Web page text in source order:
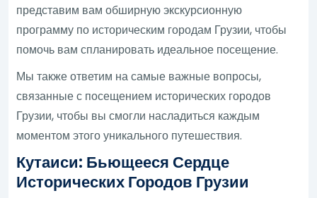
представим вам обширную экскурсионную
программу по историческим городам Грузии, чтобы
помочь вам спланировать идеальное посещение.
Мы также ответим на самые важные вопросы,
связанные с посещением исторических городов
Грузии, чтобы вы смогли насладиться каждым
моментом этого уникального путешествия.
Кутаиси: Бьющееся Сердце
Исторических Городов Грузии